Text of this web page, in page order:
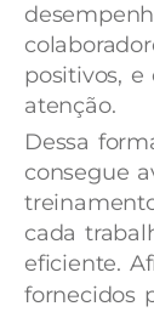
positivos,
atenção.
Dessa
consegue
cada
eficiente.
fornecidos